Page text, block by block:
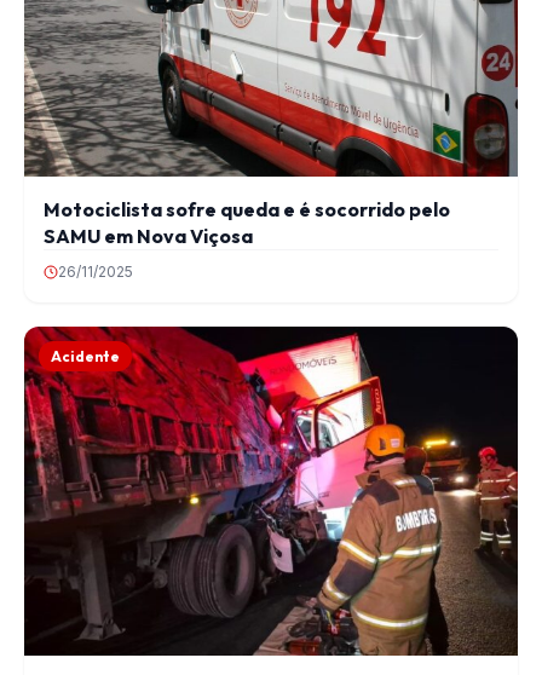
Motociclista sofre queda e é socorrido pelo
SAMU em Nova Viçosa
26/11/2025
Acidente